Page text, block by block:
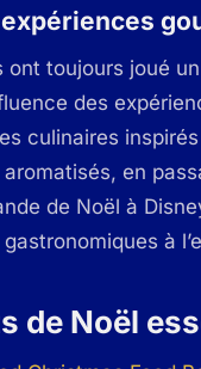
ont toujours joué
des
culinaires
en
de Noël à
à
de Noël